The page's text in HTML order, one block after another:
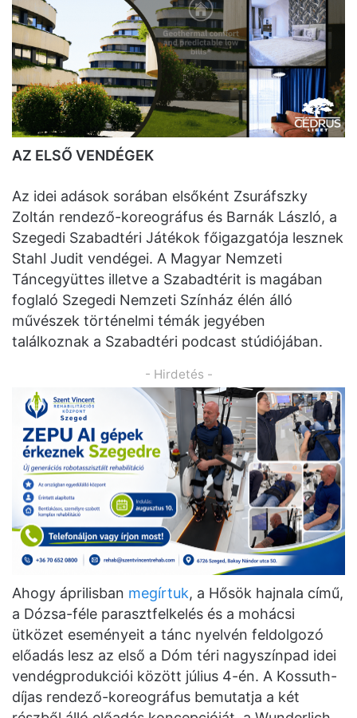
AZ ELSŐ VENDÉGEK
Az idei adások sorában elsőként Zsuráfszky
Zoltán rendező-koreográfus és Barnák László, a
Szegedi Szabadtéri Játékok főigazgatója lesznek
Stahl Judit vendégei. A Magyar Nemzeti
Táncegyüttes illetve a Szabadtérit is magában
foglaló Szegedi Nemzeti Színház élén álló
művészek történelmi témák jegyében
találkoznak a Szabadtéri podcast stúdiójában.
- Hirdetés -
Ahogy áprilisban megírtuk, a Hősök hajnala című,
a Dózsa-féle parasztfelkelés és a mohácsi
ütközet eseményeit a tánc nyelvén feldolgozó
előadás lesz az első a Dóm téri nagyszínpad idei
vendégprodukciói között július 4-én. A Kossuth-
díjas rendező-koreográfus bemutatja a két